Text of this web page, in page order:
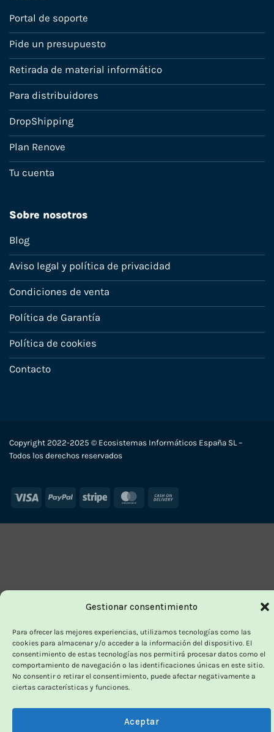
Gestionar consentimiento
Para ofrecer las mejores experiencias, utilizamos tecnologías como las
cookies para almacenar y/o acceder a la información del dispositivo. El
consentimiento de estas tecnologías nos permitirá procesar datos como el
comportamiento de navegación o las identificaciones únicas en este sitio.
No consentir o retirar el consentimiento, puede afectar negativamente a
ciertas características y funciones.
Aceptar
Portal de soporte
Pide un presupuesto
Retirada de material informático
Para distribuidores
DropShipping
Plan Renove
Tu cuenta
Sobre nosotros
Blog
Aviso legal y política de privacidad
Condiciones de venta
Política de Garantía
Política de cookies
Contacto
Copyright 2022-2025 © Ecosistemas Informáticos España SL –
Todos los derechos reservados
Visa PayPal Stripe MasterCard